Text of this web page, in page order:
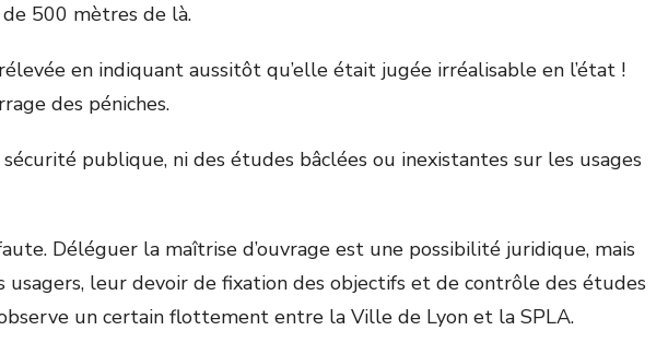
500 mètres de là.
en indiquant aussitôt qu’elle était jugée irréalisable en l’état !
des péniches.
publique, ni des études bâclées ou inexistantes sur les usages
Déléguer la maîtrise d’ouvrage est une possibilité juridique, mais
leur devoir de fixation des objectifs et de contrôle des études
un certain flottement entre la Ville de Lyon et la SPLA.